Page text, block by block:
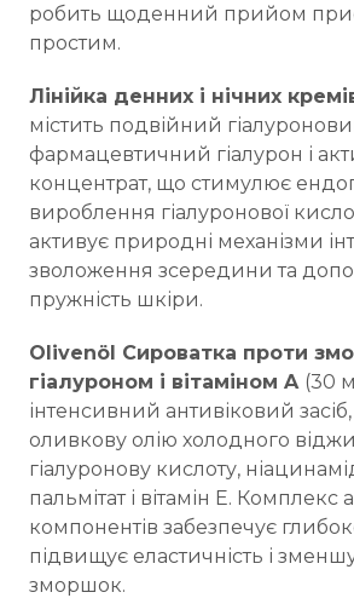
робить щоденний прийом
простим.
Лінійка денних і нічних
містить подвійний
фармацевтичний гіалурон і
концентрат, що стимулює
вироблення гіалуронової
активує природні механізми
зволоження зсередини та
пружність шкіри.
Olivenöl Сироватка проти
гіалуроном і вітаміном A (30
інтенсивний антивіковий
оливкову олію холодного
гіалуронову кислоту,
пальмітат і вітамін E. Комплекс
компонентів забезпечує
підвищує еластичність і
зморшок.